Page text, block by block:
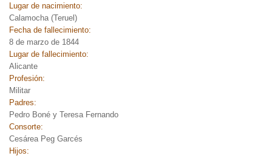
Lugar de nacimiento:
Calamocha (Teruel)
Fecha de fallecimiento:
8 de marzo de 1844
Lugar de fallecimiento:
Alicante
Profesión:
Militar
Padres:
Pedro Boné y Teresa Fernando
Consorte:
Cesárea Peg Garcés
Hijos: